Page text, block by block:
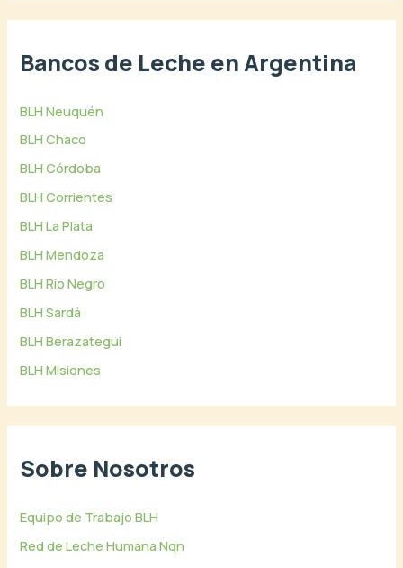
Bancos de Leche en Argentina
BLH Neuquén
BLH Chaco
BLH Córdoba
BLH Corrientes
BLH La Plata
BLH Mendoza
BLH Río Negro
BLH Sardá
BLH Berazategui
BLH Misiones
Sobre Nosotros
Equipo de Trabajo BLH
Red de Leche Humana Nqn